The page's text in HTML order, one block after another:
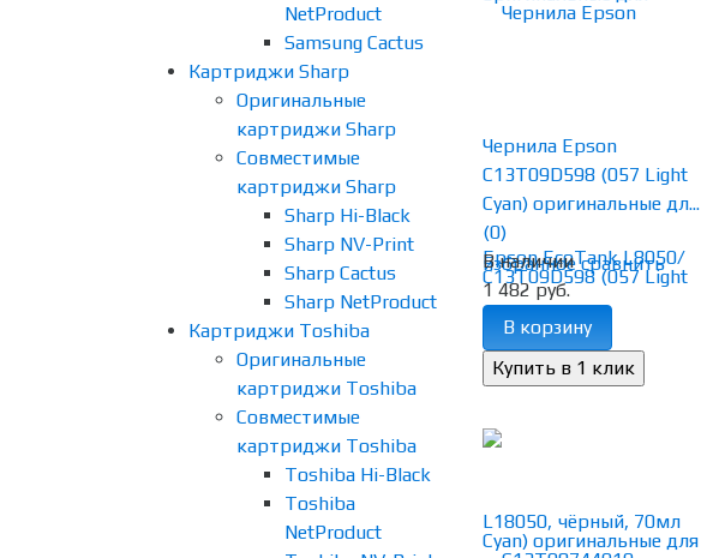
NetProduct
Samsung Cactus
Картриджи Sharp
Оригинальные
картриджи Sharp
Совместимые
картриджи Sharp
Sharp Hi-Black
Sharp NV-Print
Sharp Cactus
Sharp NetProduct
Картриджи Toshiba
Оригинальные
картриджи Toshiba
Совместимые
картриджи Toshiba
Toshiba Hi-Black
Toshiba
NetProduct
избранное сравнить
Чернила Epson
C13T09D598 (057 Light
Cyan) оригинальные дл...
(0)
В наличии
1 482 руб.
В корзину